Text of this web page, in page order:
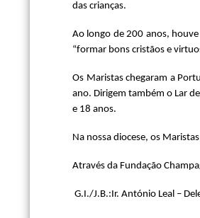
das crianças.
Ao longo de 200 anos,
“formar bons cristãos e
Os Maristas chegaram a
ano. Dirigem também o Lar
e 18 anos.
Na nossa diocese, os
Através da Fundação
G.I./J.B.:Ir. António Leal –